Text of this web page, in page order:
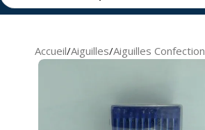
Accueil/Aiguilles/Aiguilles Confection